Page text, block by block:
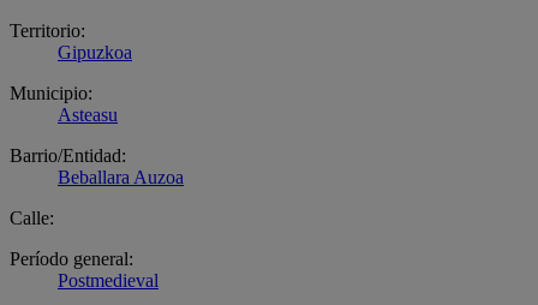
Territorio:
Gipuzkoa
Municipio:
Asteasu
Barrio/Entidad:
Beballara Auzoa
Calle:
Período general:
Postmedieval